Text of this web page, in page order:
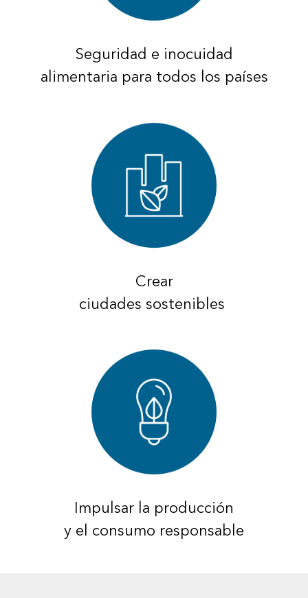
Seguridad e inocuidad
alimentaria para todos los países
Crear
ciudades sostenibles
Impulsar la producción
y el consumo responsable